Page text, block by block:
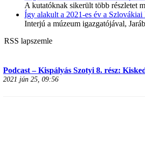
A kutatóknak sikerült több részletet
Így alakult a 2021-es év a
Interjú a múzeum igazgatójával,
RSS lapszemle
Podcast – Kispályás Szotyi 8. rész:
2021 jún 25, 09:56